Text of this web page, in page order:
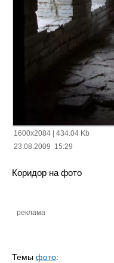
1600x2084
434.04 Kb
23.08.2009 15:29
Коридор на фото
реклама
Темы фото: